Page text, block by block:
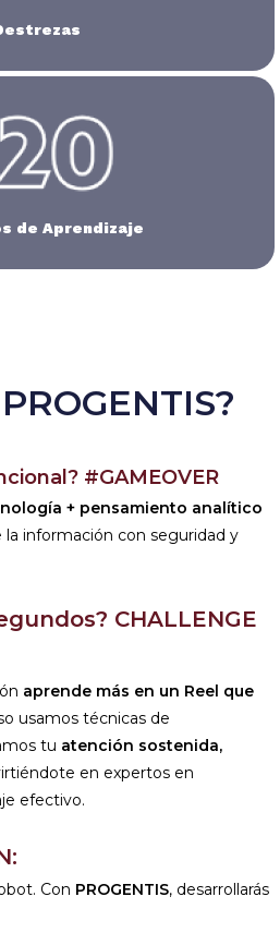
de Aprendizaje
#GAMEOVER
+ pensamiento analítico
información con seguridad y
CHALLENGE
aprende más en un Reel que
usamos técnicas de
tu atención sostenida,
en expertos en
efectivo.
Con PROGENTIS, desarrollarás